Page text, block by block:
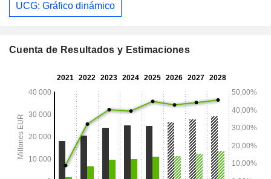
UCG: Gráfico dinámico
Cuenta de Resultados y Estimaciones